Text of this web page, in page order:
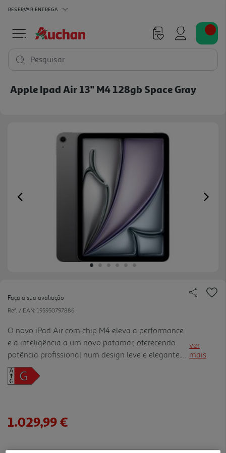
RESERVAR ENTREGA
Pesquisar
Apple Ipad Air 13'' M4 128gb Space Gray
Previous
Faça a sua avaliação
Ref. / EAN: 195950797886
O novo iPad Air com chip M4 eleva a performance
e a inteligência a um novo patamar, oferecendo
potência profissional num design leve e elegante.
Equipado com o avançado processador M4,
garante multitarefa ultrarrápida, gráficos fluidos e
dois tamanhos 11" e 13", este tablet combina um
ver
mais
1.029,99 €